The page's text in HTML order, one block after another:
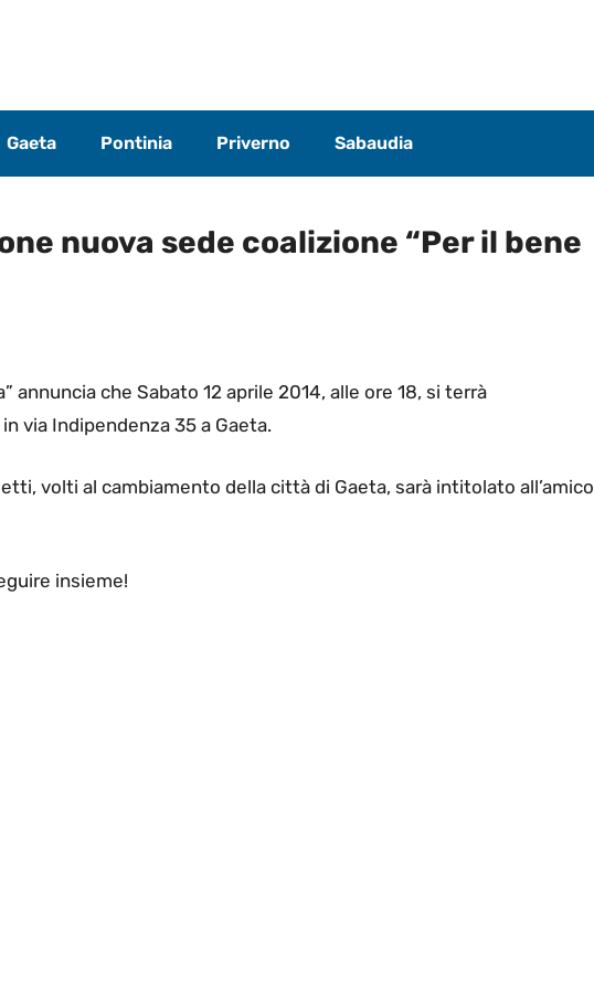
Gaeta Pontinia Priverno Sabaudia
nuova sede coalizione “Per il bene
annuncia che Sabato 12 aprile 2014, alle ore 18, si terrà
via Indipendenza 35 a Gaeta.
volti al cambiamento della città di Gaeta, sarà intitolato all’amico
insieme!